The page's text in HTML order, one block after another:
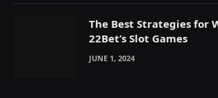
The Best Strategies for
22Bet’s Slot Games
JUNE 1, 2024